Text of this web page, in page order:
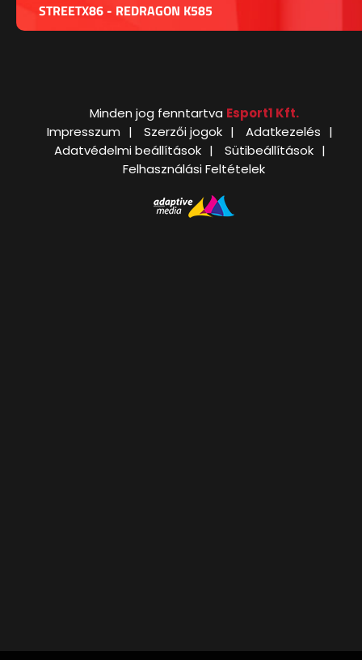
STREETX86 - REDRAGON K585
Minden jog fenntartva Esport1 Kft.
Impresszum
Szerzői jogok
Adatkezelés
Adatvédelmi beállítások
Sütibeállítások
Felhasználási Feltételek